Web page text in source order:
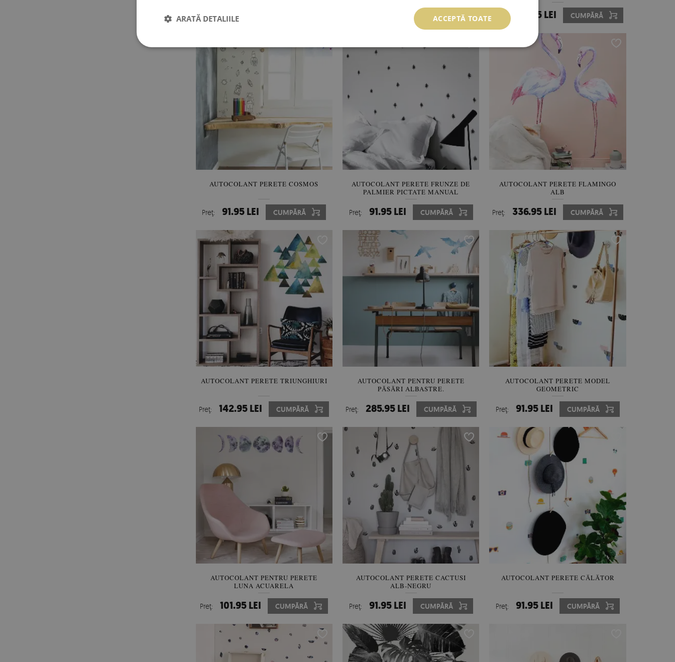
Preţ: 91.95 LEI CUMPĂRĂ 336.95 LEI CUMPĂRĂ
AUTOCOLANT PERETE COSMOS
Preţ: 91.95 LEI CUMPĂRĂ
AUTOCOLANT PERETE FRUNZE DE
PALMIER PICTATE MANUAL
Preţ: 91.95 LEI CUMPĂRĂ
AUTOCOLANT PERETE FLAMINGO
ALB
Preţ: 336.95 LEI CUMPĂRĂ
AUTOCOLANT PERETE TRIUNGHIURI
Preţ: 142.95 LEI CUMPĂRĂ
AUTOCOLANT PENTRU PERETE
PĂSĂRI ALBASTRE.
Preţ: 285.95 LEI CUMPĂRĂ
AUTOCOLANT PERETE MODEL
GEOMETRIC
Preţ: 91.95 LEI CUMPĂRĂ
AUTOCOLANT PENTRU PERETE
LUNA ACUARELA
Preţ: 101.95 LEI CUMPĂRĂ
AUTOCOLANT PERETE CACTUSI
ALB-NEGRU
Preţ: 91.95 LEI CUMPĂRĂ
AUTOCOLANT PERETE CĂLĂTOR
Preţ: 91.95 LEI CUMPĂRĂ
ACCEPTĂ TOATE
ARATĂ DETALIILE